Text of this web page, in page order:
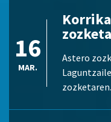
16
MAR.
Astero